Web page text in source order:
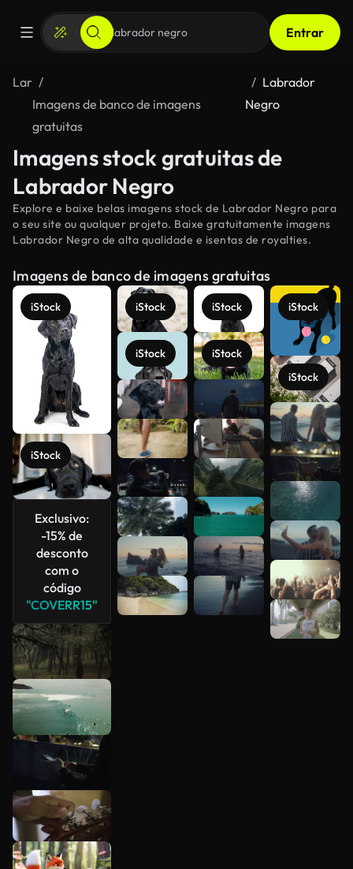
Entrar
Lar
Imagens de banco de imagens
gratuitas
Labrador
Negro
Imagens stock gratuitas de
Labrador Negro
Explore e baixe belas imagens stock de Labrador Negro para
o seu site ou qualquer projeto. Baixe gratuitamente imagens
Labrador Negro de alta qualidade e isentas de royalties.
Imagens de banco de imagens gratuitas
iStock
iStock
Exclusivo:
-15% de
desconto
com o
código
"COVERR15"
iStock
iStock
iStock
iStock
iStock
iStock
Veja mais